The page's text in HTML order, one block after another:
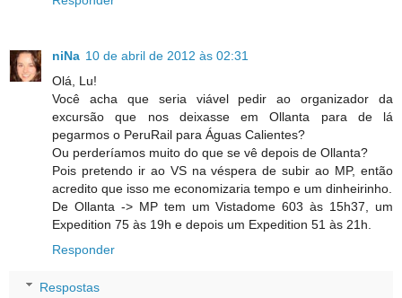
niNa 10 de abril de 2012 às 02:31
Olá, Lu!
Você acha que seria viável pedir ao organizador da
excursão que nos deixasse em Ollanta para de lá
pegarmos o PeruRail para Águas Calientes?
Ou perderíamos muito do que se vê depois de Ollanta?
Pois pretendo ir ao VS na véspera de subir ao MP, então
acredito que isso me economizaria tempo e um dinheirinho.
De Ollanta -> MP tem um Vistadome 603 às 15h37, um
Expedition 75 às 19h e depois um Expedition 51 às 21h.
Responder
Respostas